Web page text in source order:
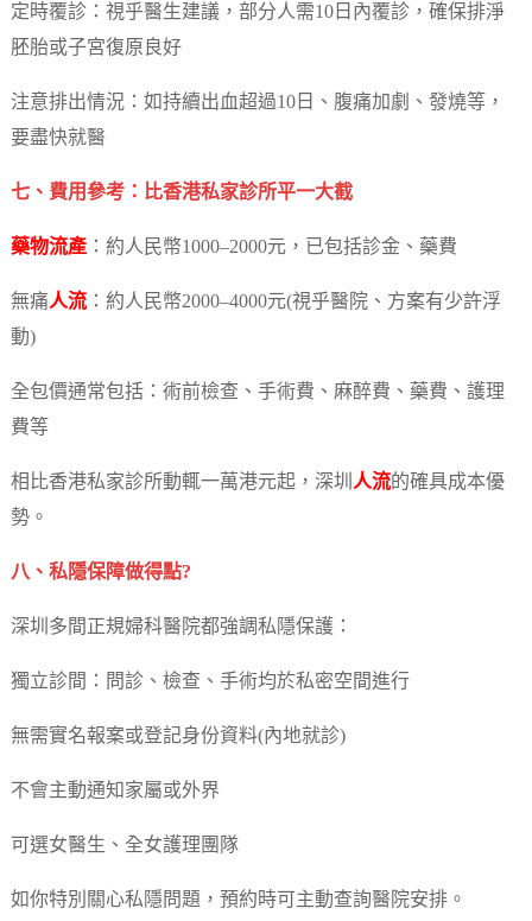
定時覆診：視乎醫生建議，部分人需10日內覆診，確保排淨
胚胎或子宮復原良好
注意排出情況：如持續出血超過10日、腹痛加劇、發燒等，
要盡快就醫
七、費用參考：比香港私家診所平一大截
藥物流產：約人民幣1000–2000元，已包括診金、藥費
無痛人流：約人民幣2000–4000元(視乎醫院、方案有少許浮
動)
全包價通常包括：術前檢查、手術費、麻醉費、藥費、護理
費等
相比香港私家診所動輒一萬港元起，深圳 人流的確具成本優
勢。
八、私隱保障做得點?
深圳多間正規婦科醫院都強調私隱保護：
獨立診間：問診、檢查、手術均於私密空間進行
無需實名報案或登記身份資料(內地就診)
不會主動通知家屬或外界
可選女醫生、全女護理團隊
如你特別關心私隱問題，預約時可主動查詢醫院安排。